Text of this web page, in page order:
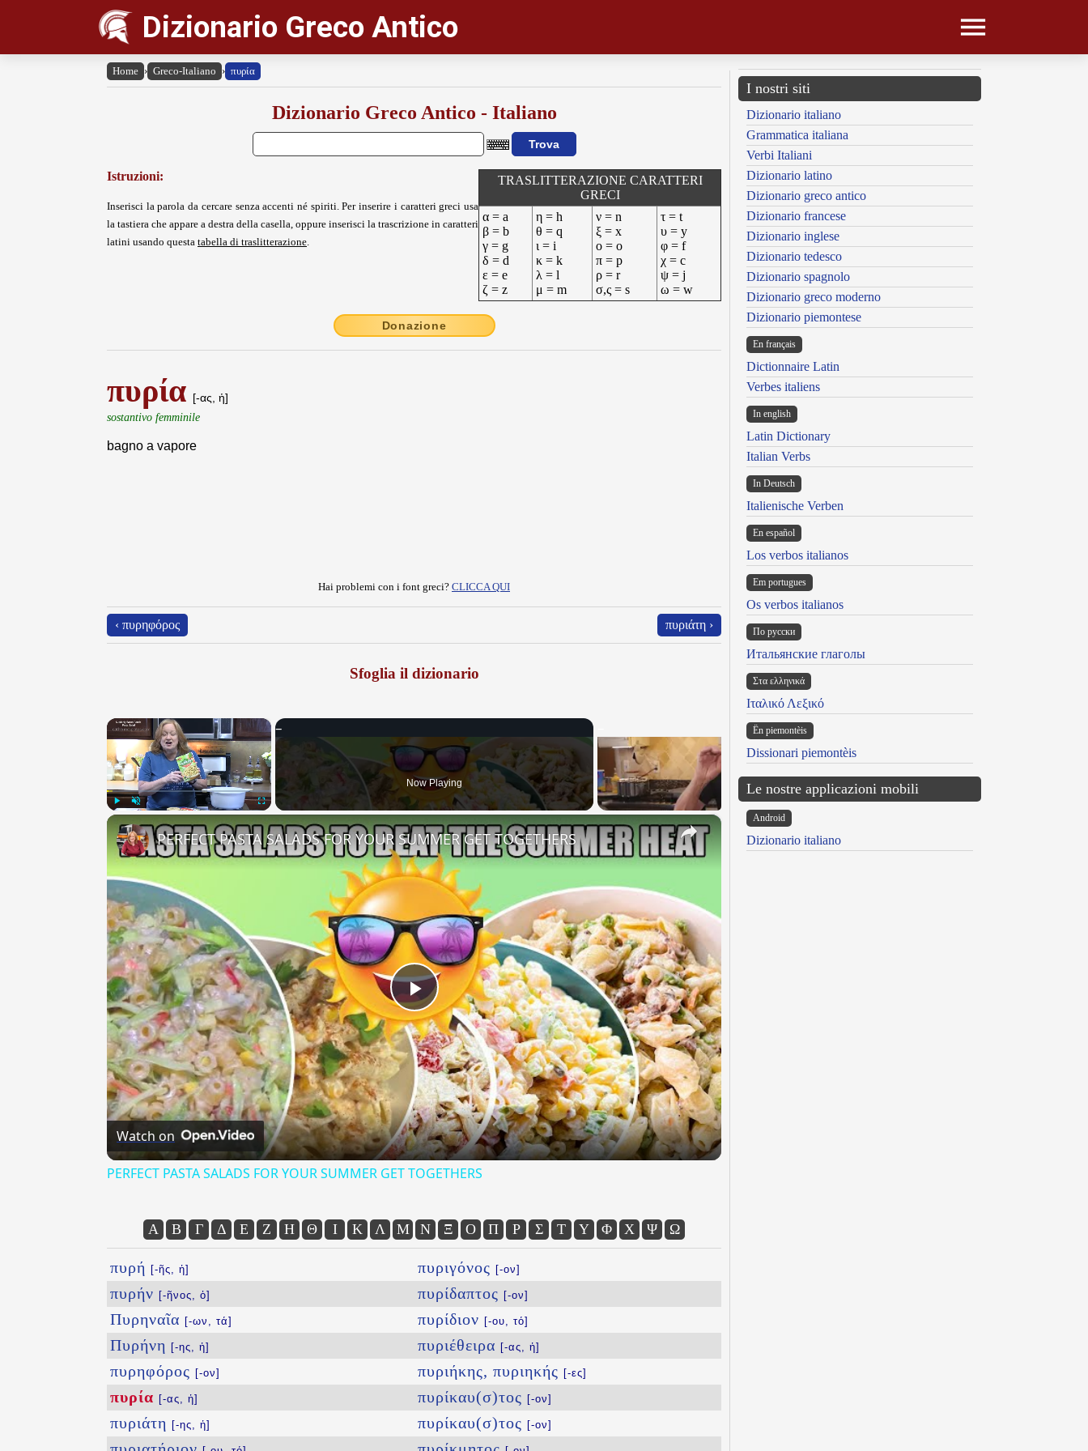
Dizionario Greco Antico
Home › Greco-Italiano › πυρία
Dizionario Greco Antico - Italiano
Istruzioni:
Inserisci la parola da cercare senza accenti né spiriti. Per inserire i caratteri greci usa
la tastiera che appare a destra della casella, oppure inserisci la trascrizione in caratteri
latini usando questa tabella di traslitterazione.
TRASLITTERAZIONE CARATTERI
GRECI
α = a
β = b
γ = g
δ = d
ε = e
ζ = z
η = h
θ = q
ι = i
κ = k
λ = l
μ = m
ν = n
ξ = x
ο = o
π = p
ρ = r
σ,ς = s
τ = t
υ = y
φ = f
χ = c
ψ = j
ω = w
Donazione
πυρία [-ας, ἡ]
sostantivo femminile
bagno a vapore
Hai problemi con i font greci? CLICCA QUI
‹ πυρηφόρος πυριάτη ›
Sfoglia il dizionario
×
Now Playing
×
Play
Video
PERFECT PASTA SALADS FOR YOUR SUMMER GET TOGETHERS
Watch on
PERFECT PASTA SALADS FOR YOUR SUMMER GET TOGETHERS
Α Β Γ Δ Ε Ζ Η Θ Ι Κ Λ Μ Ν Ξ Ο Π Ρ Σ Τ Υ Φ Χ Ψ Ω
πυρή [-ῆς, ἡ]
πυρήν [-ῆνος, ὁ]
Πυρηναῖα [-ων, τά]
Πυρήνη [-ης, ἡ]
πυρηφόρος [-ον]
πυρία [-ας, ἡ]
πυριάτη [-ης, ἡ]
πυριγόνος [-ον]
πυρίδαπτος [-ον]
πυρίδιον [-ου, τό]
πυριέθειρα [-ας, ἡ]
πυριήκης, πυριηκής [-ες]
πυρίκαυ(σ)τος [-ον]
πυρίκαυ(σ)τος [-ον]
I nostri siti
Dizionario italiano
Grammatica italiana
Verbi Italiani
Dizionario latino
Dizionario greco antico
Dizionario francese
Dizionario inglese
Dizionario tedesco
Dizionario spagnolo
Dizionario greco moderno
Dizionario piemontese
En français
Dictionnaire Latin
Verbes italiens
In english
Latin Dictionary
Italian Verbs
In Deutsch
Italienische Verben
En español
Los verbos italianos
Em portugues
Os verbos italianos
По русски
Итальянские глаголы
Στα ελληνικά
Ιταλικό Λεξικό
Ën piemontèis
Dissionari piemontèis
Le nostre applicazioni mobili
Android
Dizionario italiano